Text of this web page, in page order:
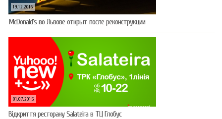
19.12.2016
McDonald’s во Львове открыт после реконструкции
01.07.2015
Відкриття ресторану Salateirа в ТЦ Глобус